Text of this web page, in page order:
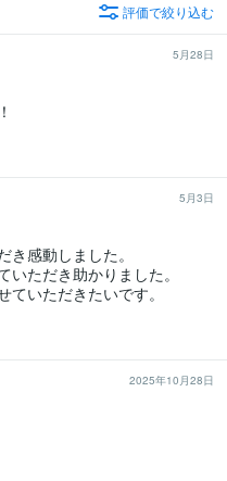
評価で絞り込む
5月28日
5月3日
感動しました。
ただき助かりました。
いただきたいです。
2025年10月28日